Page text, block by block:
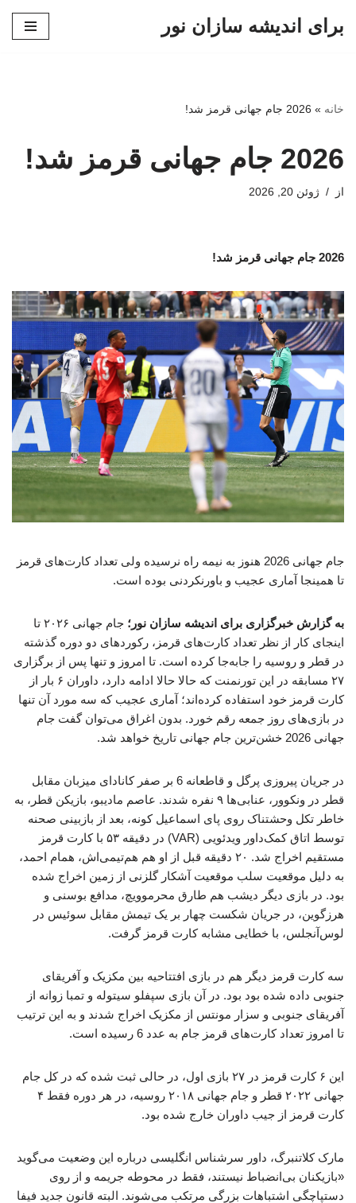
برای اندیشه سازان نور
خانه » 2026 جام جهانی قرمز شد!
2026 جام جهانی قرمز شد!
از ژوئن 20, 2026
2026 جام جهانی قرمز شد!
جام جهانی 2026 هنوز به نیمه راه نرسیده ولی تعداد کارت‌های قرمز
تا همینجا آماری عجیب و باورنکردنی بوده است.
به گزارش خبرگزاری برای اندیشه سازان نور؛
جام جهانی ۲۰۲۶ تا
اینجای کار از نظر تعداد کارت‌های قرمز، رکوردهای دو دوره گذشته
در قطر و روسیه را جابه‌جا کرده است. تا امروز و تنها پس از برگزاری
۲۷ مسابقه در این تورنمنت که حالا حالا ادامه دارد، داوران ۶ بار از
کارت قرمز خود استفاده کرده‌اند؛ آماری عجیب که سه مورد آن تنها
در بازی‌های روز جمعه رقم خورد. بدون اغراق می‌توان گفت جام
جهانی 2026 خشن‌ترین جام جهانی تاریخ خواهد شد.
در جریان پیروزی پرگل و قاطعانه 6 بر صفر کانادای میزبان مقابل
قطر در ونکوور، عنابی‌ها ۹ نفره شدند. عاصم مادیبو، بازیکن قطر، به
خاطر تکل وحشتناک روی پای اسماعیل کونه، بعد از بازبینی صحنه
توسط اتاق کمک‌داور ویدئویی (VAR) در دقیقه ۵۳ با کارت قرمز
مستقیم اخراج شد. ۲۰ دقیقه قبل از او هم هم‌تیمی‌اش، همام احمد،
به دلیل موقعیت سلب موقعیت آشکار گلزنی از زمین اخراج شده
بود. در بازی دیگر دیشب هم طارق محرموویچ، مدافع بوسنی و
هرزگوین، در جریان شکست چهار بر یک تیمش مقابل سوئیس در
لوس‌آنجلس، با خطایی مشابه کارت قرمز گرفت.
سه کارت قرمز دیگر هم در بازی افتتاحیه بین مکزیک و آفریقای
جنوبی داده شده بود بود. در آن بازی سپفلو سیتوله و تمبا زوانه از
آفریقای جنوبی و سزار مونتس از مکزیک اخراج شدند و به این ترتیب
تا امروز تعداد کارت‌های قرمز جام به عدد 6 رسیده است.
این ۶ کارت قرمز در ۲۷ بازی اول، در حالی ثبت شده که در کل جام
جهانی ۲۰۲۲ قطر و جام جهانی ۲۰۱۸ روسیه، در هر دوره فقط ۴
کارت قرمز از جیب داوران خارج شده بود.
مارک کلاتنبرگ، داور سرشناس انگلیسی درباره این وضعیت می‌گوید
«بازیکنان بی‌انضباط نیستند، فقط در محوطه جریمه و از روی
دستپاچگی اشتباهات بزرگی مرتکب می‌شوند. البته قانون جدید فیفا